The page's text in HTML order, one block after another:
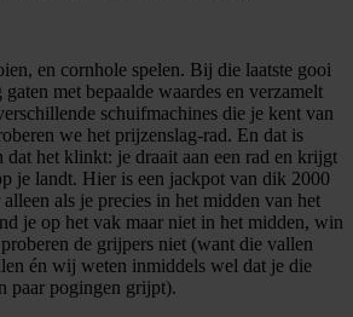
en cornhole spelen. Bij die laatste gooi
met bepaalde waardes en verzamelt
schuifmachines die je kent van
we het prijzenslag-rad. En dat is
dat het klinkt: je draait aan een rad en krijgt
je landt. Hier is een jackpot van dik 2000
als je precies in het midden van het
je op het vak maar niet in het midden, win
de grijpers niet (want die vallen
én wij weten inmiddels wel dat je die
paar pogingen grijpt).